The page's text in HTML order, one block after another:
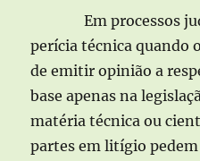
Em processos
perícia técnica quando
de emitir opinião a
base apenas na
matéria técnica ou
partes em litígio